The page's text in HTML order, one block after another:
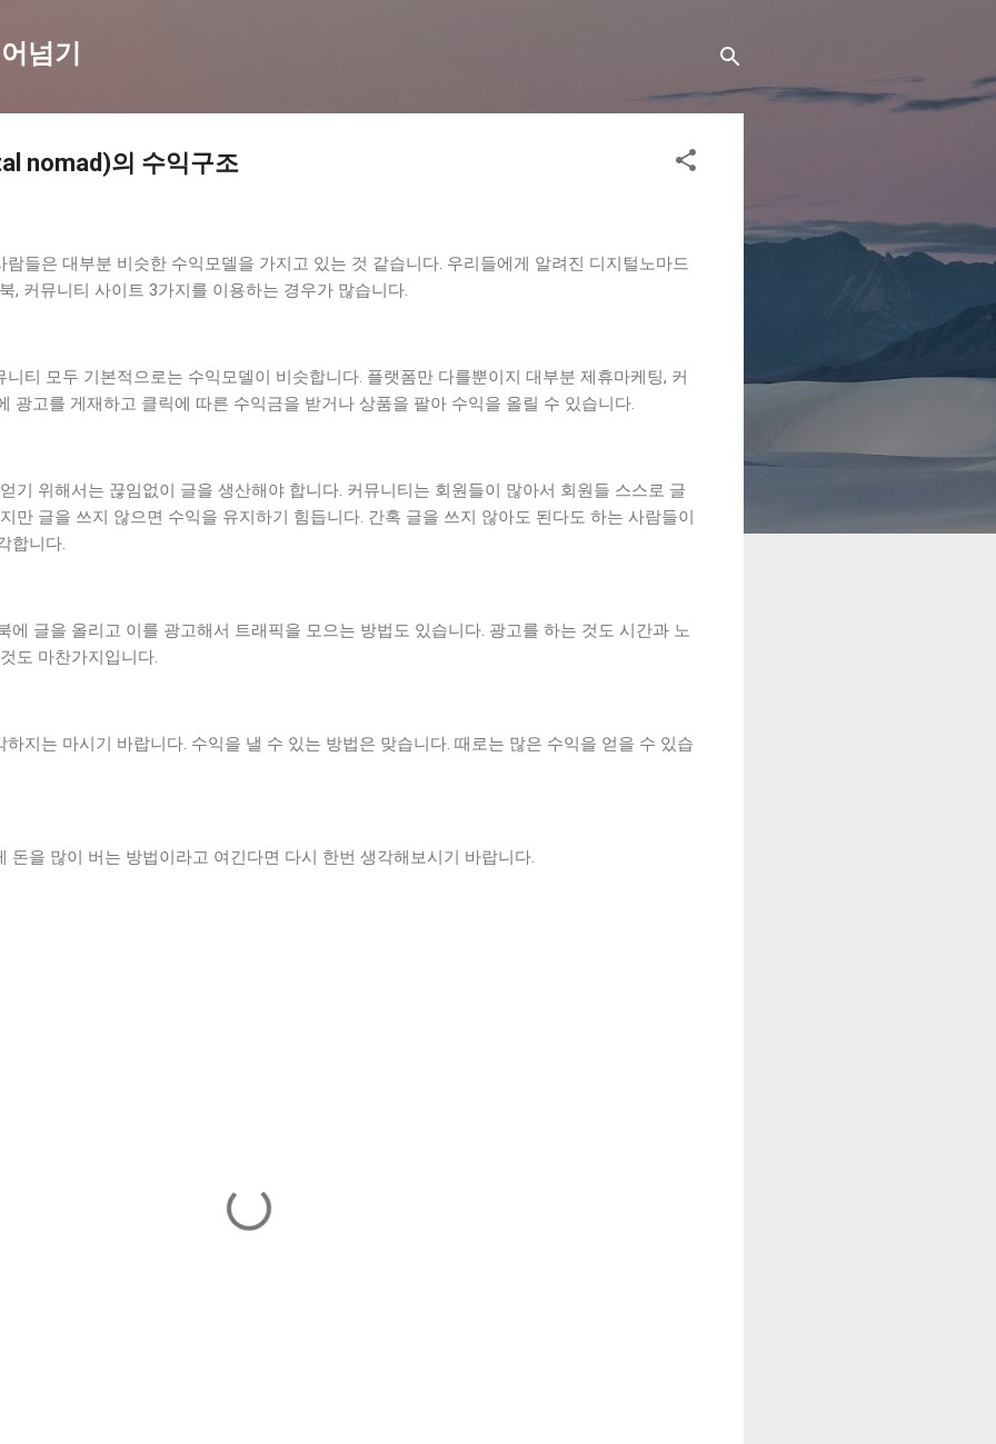
넘기
nomad)의 수익구조
들은 대부분 비슷한 수익모델을 가지고 있는 것 같습니다. 우리들에게 알려진 디지털노마드
, 커뮤니티 사이트 3가지를 이용하는 경우가 많습니다.
티 모두 기본적으로는 수익모델이 비슷합니다. 플랫폼만 다를뿐이지 대부분 제휴마케팅, 커
광고를 게재하고 클릭에 따른 수익금을 받거나 상품을 팔아 수익을 올릴 수 있습니다.
기 위해서는 끊임없이 글을 생산해야 합니다. 커뮤니티는 회원들이 많아서 회원들 스스로 글
만 글을 쓰지 않으면 수익을 유지하기 힘듭니다. 간혹 글을 쓰지 않아도 된다도 하는 사람들이
합니다.
에 글을 올리고 이를 광고해서 트래픽을 모으는 방법도 있습니다. 광고를 하는 것도 시간과 노
도 마찬가지입니다.
지는 마시기 바랍니다. 수익을 낼 수 있는 방법은 맞습니다. 때로는 많은 수익을 얻을 수 있습
돈을 많이 버는 방법이라고 여긴다면 다시 한번 생각해보시기 바랍니다.